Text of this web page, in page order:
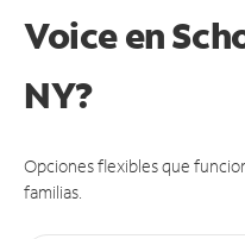
Voice en
NY?
Opciones flexibles que
familias.